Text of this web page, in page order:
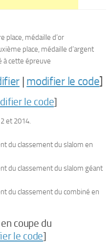
place, médaille d’or
place, médaille d’argent
à cette épreuve
modifier le code]
le code]
et 2014.
du classement du slalom en
du classement du slalom géant
du classement du combiné en
coupe du
le code]